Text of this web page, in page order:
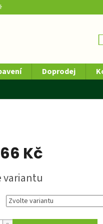
ÚDAJŮ
Doprodej
Kč
variantu